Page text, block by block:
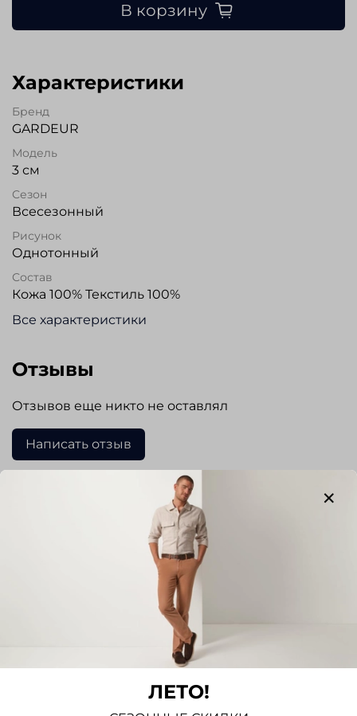
В корзину
Характеристики
Бренд
GARDEUR
Модель
3 см
Сезон
Всесезонный
Рисунок
Однотонный
Состав
Кожа 100% Текстиль 100%
Все характеристики
Отзывы
Отзывов еще никто не оставлял
Написать отзыв
ЛЕТО!